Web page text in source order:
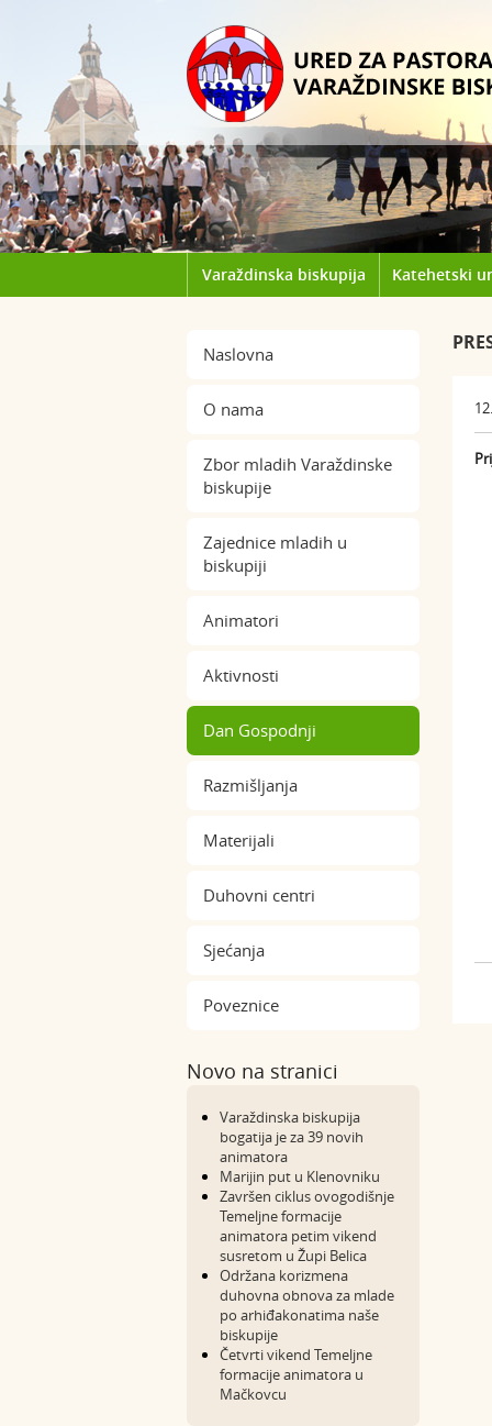
Varaždinska biskupija Katehetski
Naslovna
O nama
Zbor mladih Varaždinske
biskupije
Zajednice mladih u
biskupiji
Animatori
Aktivnosti
Dan Gospodnji
Razmišljanja
Materijali
Duhovni centri
Sjećanja
Poveznice
Novo na stranici
Varaždinska biskupija
bogatija je za 39 novih
animatora
Marijin put u Klenovniku
Završen ciklus ovogodišnje
Temeljne formacije
animatora petim vikend
susretom u Župi Belica
Održana korizmena
duhovna obnova za mlade
po arhiđakonatima naše
biskupije
Četvrti vikend Temeljne
formacije animatora u
Mačkovcu